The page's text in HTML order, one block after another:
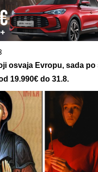
osvaja Evropu, sada
19.990€ do 31.8.